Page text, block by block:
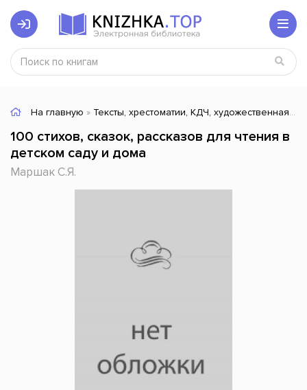
На главную » Тексты, хрестоматии, КДЧ, художественная литература
100 стихов, сказок, рассказов для чтения в
детском саду и дома
Маршак С.Я.